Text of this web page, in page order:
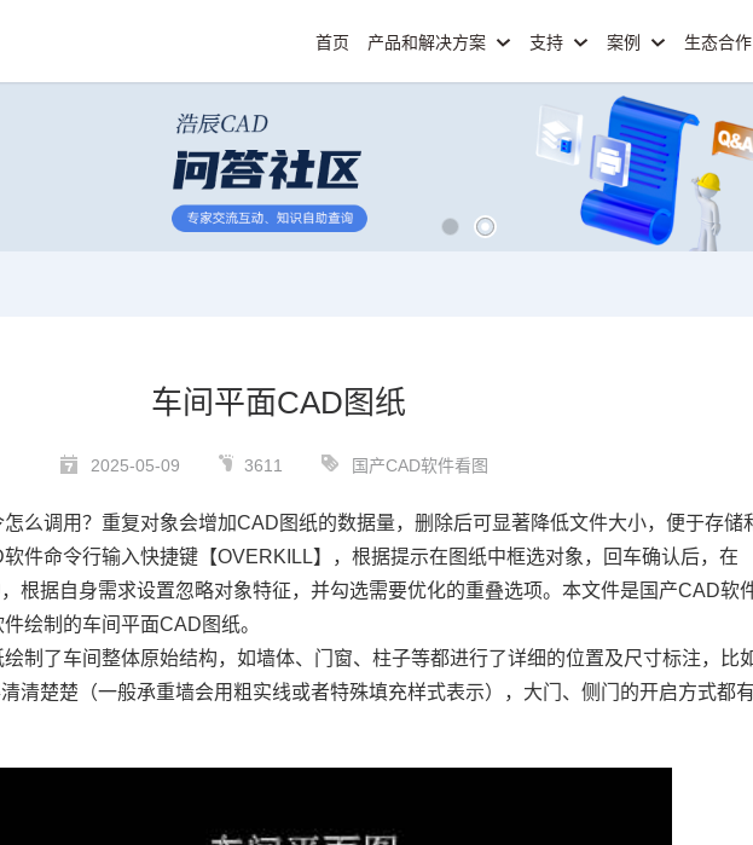
首页 产品和解决方案 支持 案例 生态合作
车间平面CAD图纸
2025-05-09 3611 国产CAD软件看图
怎么调用？重复对象会增加CAD图纸的数据量，删除后可显著降低文件大小，便于存储
软件命令行输入快捷键【OVERKILL】，根据提示在图纸中框选对象，回车确认后，在
，根据自身需求设置忽略对象特征，并勾选需要优化的重叠选项。本文件是 国产CAD软
件绘制的车间平面CAD图纸。
制了车间整体原始结构，如墙体、门窗、柱子等都进行了详细的位置及尺寸标注，比
清楚楚（一般承重墙会用粗实线或者特殊填充样式表示），大门、侧门的开启方式都有